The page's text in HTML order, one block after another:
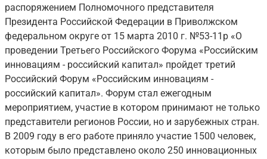
распоряжением Полномочного представителя
Президента Российской Федерации в Приволжском
федеральном округе от 15 марта 2010 г. №53-11р «О
проведении Третьего Российского Форума «Российским
инновациям - российский капитал» пройдет третий
Российский Форум «Российским инновациям -
российский капитал». Форум стал ежегодным
мероприятием, участие в котором принимают не только
представители регионов России, но и зарубежных стран.
В 2009 году в его работе приняло участие 1500 человек,
которым было представлено около 250 инновационных